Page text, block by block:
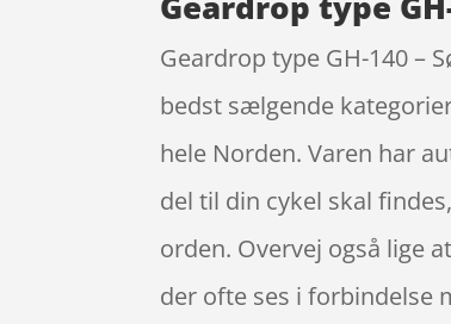
Geardrop type GH-140 –
bedst sælgende
hele Norden. Varen har
del til din cykel skal
orden. Overvej også lige
der ofte ses i forbindelse